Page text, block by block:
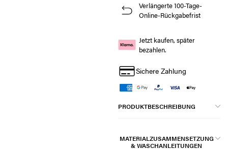
Verlängerte 100-Tage-
Online-Rückgabefrist
Jetzt kaufen, später
bezahlen.
Sichere Zahlung
PRODUKTBESCHREIBUNG
MATERIALZUSAMMENSETZUNG
& WASCHANLEITUNGEN